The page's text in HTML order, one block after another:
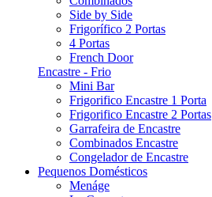
Side by Side
Frigorífico 2 Portas
4 Portas
French Door
Encastre - Frio
Mini Bar
Frigorifico Encastre 1 Porta
Frigorifico Encastre 2 Portas
Garrafeira de Encastre
Combinados Encastre
Congelador de Encastre
Pequenos Domésticos
Menáge